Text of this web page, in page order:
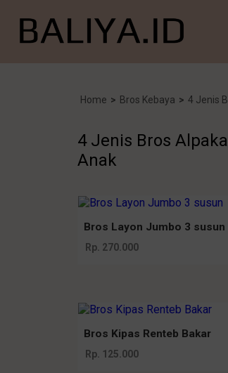
Home > Bros Kebaya > 4 Jenis
4 Jenis Bros
Anak
Bros Layon Jumbo 3 susun
Rp. 270.000
Bros Kipas Renteb Bakar
Rp. 125.000